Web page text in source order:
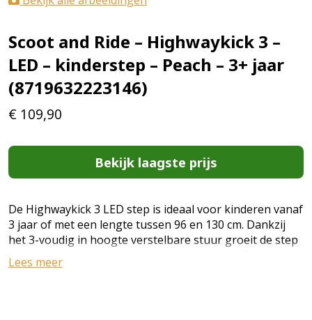
Scoot and Ride – Highwaykick 3 –
LED – kinderstep – Peach – 3+ jaar
(8719632223146)
€ 109,90
Bekijk laagste prijs
De Highwaykick 3 LED step is ideaal voor kinderen vanaf
3 jaar of met een lengte tussen 96 en 130 cm. Dankzij
het 3-voudig in hoogte verstelbare stuur groeit de step
met je kind mee en biedt jarenlang rijplezier. Dankzij het
opvouwbare stuur is hij gemakkelijk op te bergen en
Lees meer